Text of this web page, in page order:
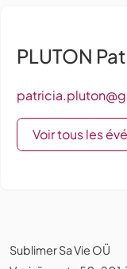
PLUTON
Voir tous les
Sublimer Sa Vie OÜ